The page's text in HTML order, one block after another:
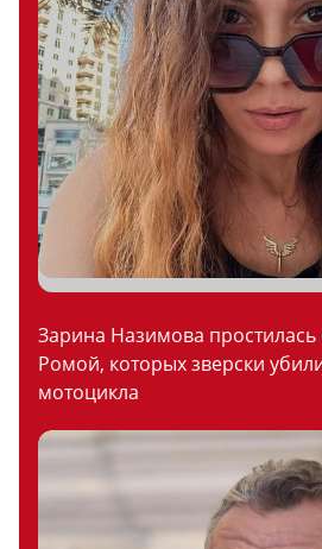
Зарина Назимова
Ромой, которых зверски
мотоцикла